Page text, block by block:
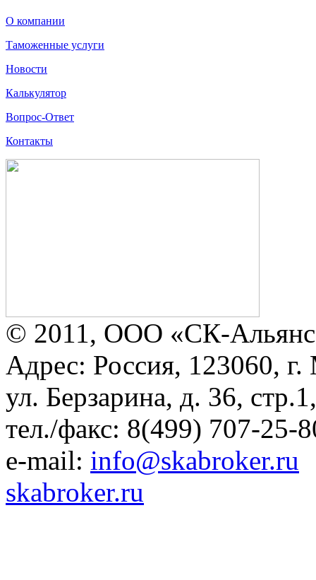
О компании
Таможенные услуги
Новости
Калькулятор
Вопрос-Ответ
Контакты
© 2011, ООО «СК-
Адрес: Россия, 123060, г.
ул. Берзарина, д. 36,
тел./факс: 8(499) 707-25-
e-mail: info@skabroker.ru
skabroker.ru